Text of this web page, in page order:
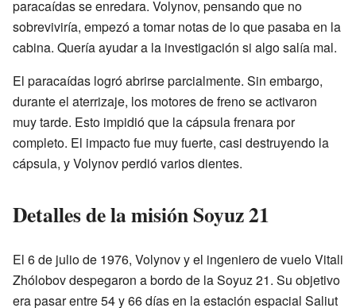
paracaídas se enredara. Volynov, pensando que no
sobreviviría, empezó a tomar notas de lo que pasaba en la
cabina. Quería ayudar a la investigación si algo salía mal.
El paracaídas logró abrirse parcialmente. Sin embargo,
durante el aterrizaje, los motores de freno se activaron
muy tarde. Esto impidió que la cápsula frenara por
completo. El impacto fue muy fuerte, casi destruyendo la
cápsula, y Volynov perdió varios dientes.
Detalles de la misión Soyuz 21
El 6 de julio de 1976, Volynov y el ingeniero de vuelo Vitali
Zhólobov despegaron a bordo de la Soyuz 21. Su objetivo
era pasar entre 54 y 66 días en la estación espacial Saliut